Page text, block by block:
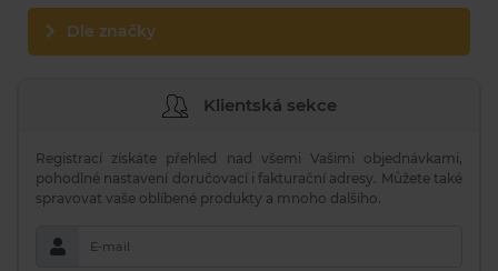
Dle značky
Klientská sekce
Registrací získáte přehled nad všemi Vašimi objednávkami,
pohodlné nastavení doručovací i fakturační adresy. Můžete také
spravovat vaše oblíbené produkty a mnoho dalšího.
E-mail